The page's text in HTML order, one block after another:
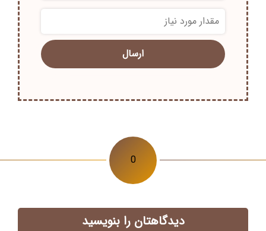
*
0
دیدگاهتان را بنویسید